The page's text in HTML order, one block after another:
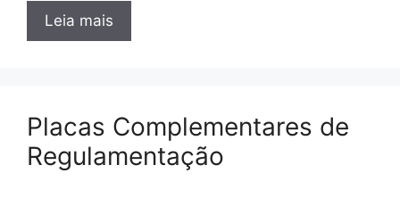
Leia mais
Placas Complementares de
Regulamentação